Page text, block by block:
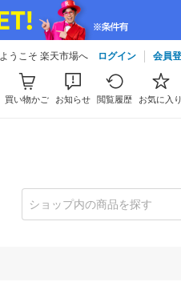
ようこそ 楽天市場へ ログイン 会員
買い物かご お知らせ 閲覧履歴 お気に入り